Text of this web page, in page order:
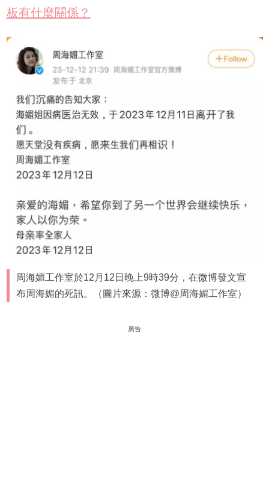
板有什麼關係？
周海媚工作室於12月12日晚上9時39分，在微博發文宣
布周海媚的死訊。（圖片來源：微博@周海媚工作室）
廣告